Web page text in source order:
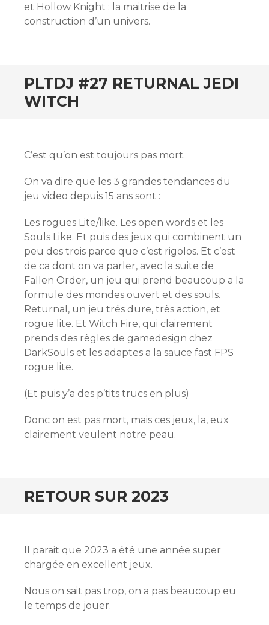
et Hollow Knight : la maitrise de la
construction d’un univers.
PLTDJ #27 RETURNAL JEDI
WITCH
C’est qu’on est toujours pas mort.
On va dire que les 3 grandes tendances du
jeu video depuis 15 ans sont :
Les rogues Lite/like. Les open words et les
Souls Like. Et puis des jeux qui combinent un
peu des trois parce que c’est rigolos. Et c’est
de ca dont on va parler, avec la suite de
Fallen Order, un jeu qui prend beaucoup a la
formule des mondes ouvert et des souls.
Returnal, un jeu trés dure, très action, et
rogue lite. Et Witch Fire, qui clairement
prends des règles de gamedesign chez
DarkSouls et les adaptes a la sauce fast FPS
rogue lite.
(Et puis y’a des p’tits trucs en plus)
Donc on est pas mort, mais ces jeux, la, eux
clairement veulent notre peau.
RETOUR SUR 2023
Il parait que 2023 a été une année super
chargée en excellent jeux.
Nous on sait pas trop, on a pas beaucoup eu
le temps de jouer.